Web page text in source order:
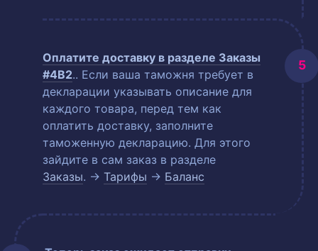
Оплатите доставку в разделе Заказы
#4B2.. Если ваша таможня требует в
декларации указывать описание для
каждого товара, перед тем как
оплатить доставку, заполните
таможенную декларацию. Для этого
зайдите в сам заказ в разделе
Заказы. → Тарифы → Баланс